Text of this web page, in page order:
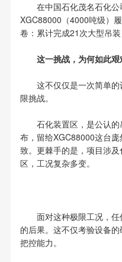
在中国石化茂名石化
XGC88000（4000吨级）
卷：累计完成21次大型吊
这一挑战，为何如此艰
这不仅仅是一次简单
限挑战。
石化装置区，是公认
布，留给XGC88000这台
致。更棘手的是，项目涉
区，工况复杂多变。
面对这种极限工况，
的后果。这不仅考验设备
把控能力。